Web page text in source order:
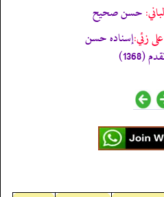
حسن صحيح
زئي:إسناده حسن
(1368)